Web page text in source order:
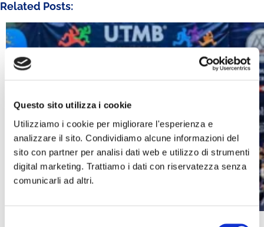
Questo sito utilizza i cookie
Utilizziamo i cookie per migliorare l'esperienza e
analizzare il sito. Condividiamo alcune informazioni del
sito con partner per analisi dati web e utilizzo di strumenti
digital marketing. Trattiamo i dati con riservatezza senza
comunicarli ad altri.
Related Posts: